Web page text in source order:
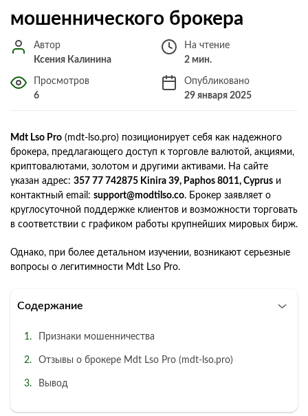
мошеннического брокера
Автор
Ксения Калинина
На чтение
2 мин.
Просмотров
6
Опубликовано
29 января 2025
Mdt Lso Pro (mdt-lso.pro) позиционирует себя как надежного
брокера, предлагающего доступ к торговле валютой, акциями,
криптовалютами, золотом и другими активами. На сайте
указан адрес: 357 77 742875 Kinira 39, Paphos 8011, Cyprus и
контактный email: support@modtilso.co. Брокер заявляет о
круглосуточной поддержке клиентов и возможности торговать
в соответствии с графиком работы крупнейших мировых бирж.
Однако, при более детальном изучении, возникают серьезные
вопросы о легитимности Mdt Lso Pro.
Содержание
Признаки мошенничества
Отзывы о брокере Mdt Lso Pro (mdt-lso.pro)
Вывод